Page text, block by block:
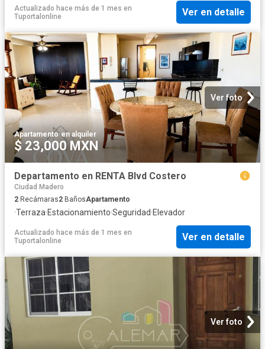
Actualizado hace más de 1 mes en
Tuportalonline
Ver en detalle
Ver foto
Apartamento·en alquiler
$ 23,000 MXN
Departamento en RENTA Blvd Costero
Ciudad Madero
2 Recámaras2 BañosApartamento
·Terraza·Estacionamiento·Seguridad·Elevador
Actualizado hace más de 1 mes en
Tuportalonline
Ver en detalle
Ver foto